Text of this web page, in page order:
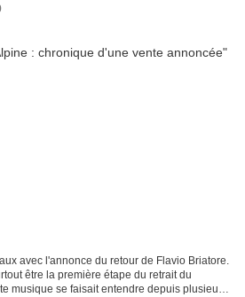
avec l'annonce du retour de Flavio Briatore.
être la première étape du retrait du
musique se faisait entendre depuis plusieurs